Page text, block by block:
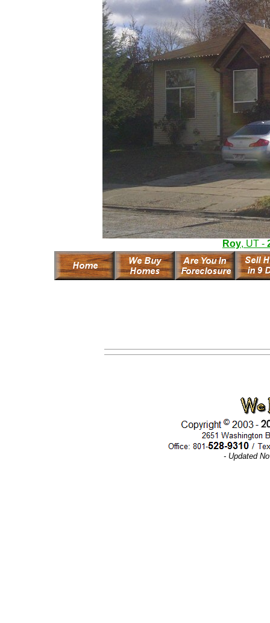
Roy, UT -
- Updated